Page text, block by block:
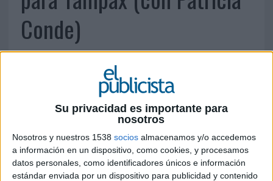
Su privacidad es importante para
nosotros
Nosotros y nuestros 1538 socios almacenamos y/o accedemos
a información en un dispositivo, como cookies, y procesamos
datos personales, como identificadores únicos e información
estándar enviada por un dispositivo para publicidad y contenido
Conde)